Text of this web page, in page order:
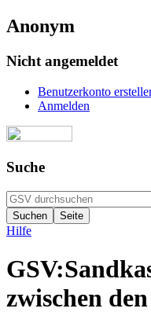
Anonym
Nicht angemeldet
Benutzerkonto
Anmelden
Suche
Hilfe
zwischen